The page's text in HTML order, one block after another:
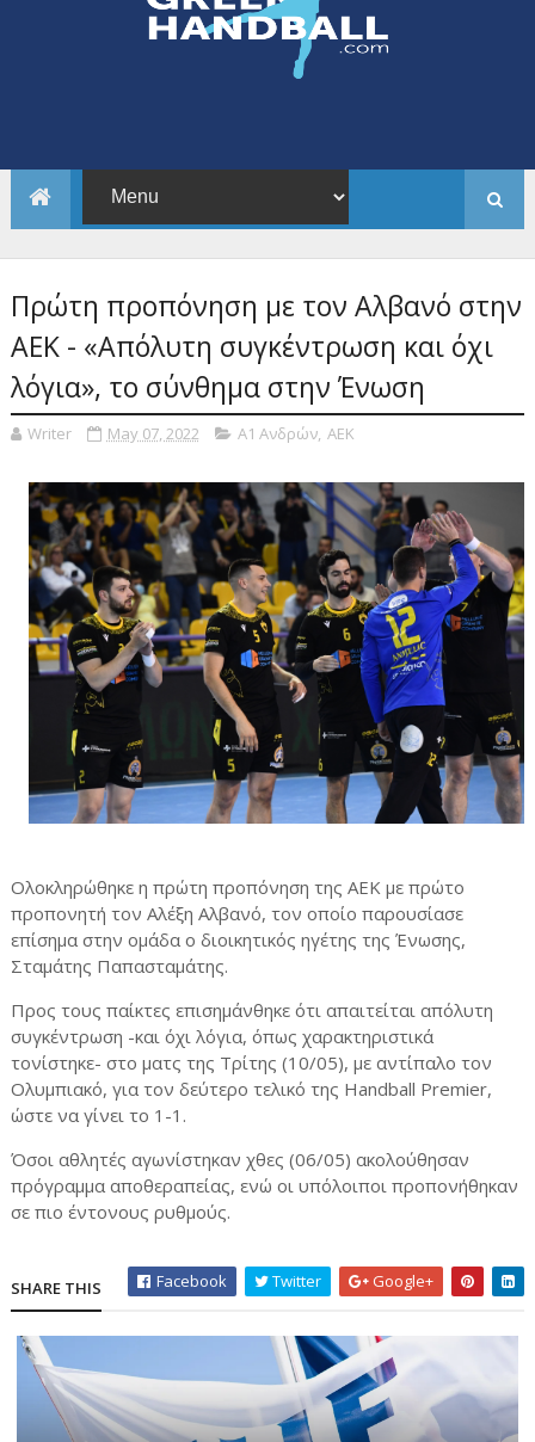
Πρώτη προπόνηση με τον Αλβανό στην
ΑΕΚ - «Απόλυτη συγκέντρωση και όχι
λόγια», το σύνθημα στην Ένωση
Writer May 07, 2022 Α1 Ανδρών, ΑΕΚ
Ολοκληρώθηκε η πρώτη προπόνηση της ΑΕΚ με πρώτο
προπονητή τον Αλέξη Αλβανό, τον οποίο παρουσίασε
επίσημα στην ομάδα ο διοικητικός ηγέτης της Ένωσης,
Σταμάτης Παπασταμάτης.
Προς τους παίκτες επισημάνθηκε ότι απαιτείται απόλυτη
συγκέντρωση -και όχι λόγια, όπως χαρακτηριστικά
τονίστηκε- στο ματς της Τρίτης (10/05), με αντίπαλο τον
Ολυμπιακό, για τον δεύτερο τελικό της Handball Premier,
ώστε να γίνει το 1-1.
Όσοι αθλητές αγωνίστηκαν χθες (06/05) ακολούθησαν
πρόγραμμα αποθεραπείας, ενώ οι υπόλοιποι προπονήθηκαν
σε πιο έντονους ρυθμούς.
SHARE THIS Facebook Twitter Google+